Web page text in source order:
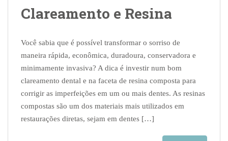
Clareamento e Resina
Você sabia que é possível transformar o sorriso de
maneira rápida, econômica, duradoura, conservadora e
minimamente invasiva? A dica é investir num bom
clareamento dental e na faceta de resina composta para
corrigir as imperfeições em um ou mais dentes. As resinas
compostas são um dos materiais mais utilizados em
restaurações diretas, sejam em dentes […]